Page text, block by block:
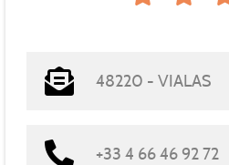
48220 - VIALAS
+33 4 66 46 92 72